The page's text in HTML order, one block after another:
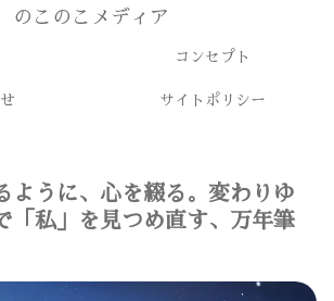
のこのこメディア
コンセプト
サイトポリシー
ように、心を綴る。変わりゆ
「私」を見つめ直す、万年筆